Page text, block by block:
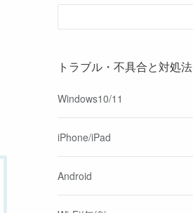
トラブル・不具合と対処法
Windows10/11
iPhone/iPad
Android